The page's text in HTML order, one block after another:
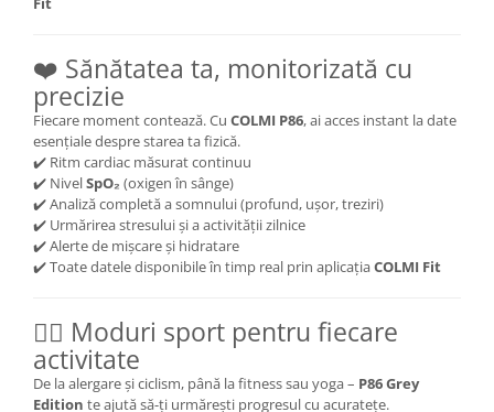
❤️ Sănătatea ta, monitorizată cu
precizie
Fiecare moment contează. Cu COLMI P86, ai acces instant la date
esențiale despre starea ta fizică.
✔️ Ritm cardiac măsurat continuu
✔️ NivelSpO₂ (oxigen în sânge)
✔️ Analiză completă a somnului (profund, ușor, treziri)
✔️ Urmărirea stresului și a activității zilnice
✔️ Alerte de mișcare și hidratare
✔️ Toate datele disponibile în timp real prin aplicațiaCOLMI Fit
🏃‍♂️ Moduri sport pentru fiecare
activitate
De la alergare și ciclism, până la fitness sau yoga – P86 Grey
Edition te ajută să-ți urmărești progresul cu acuratețe.